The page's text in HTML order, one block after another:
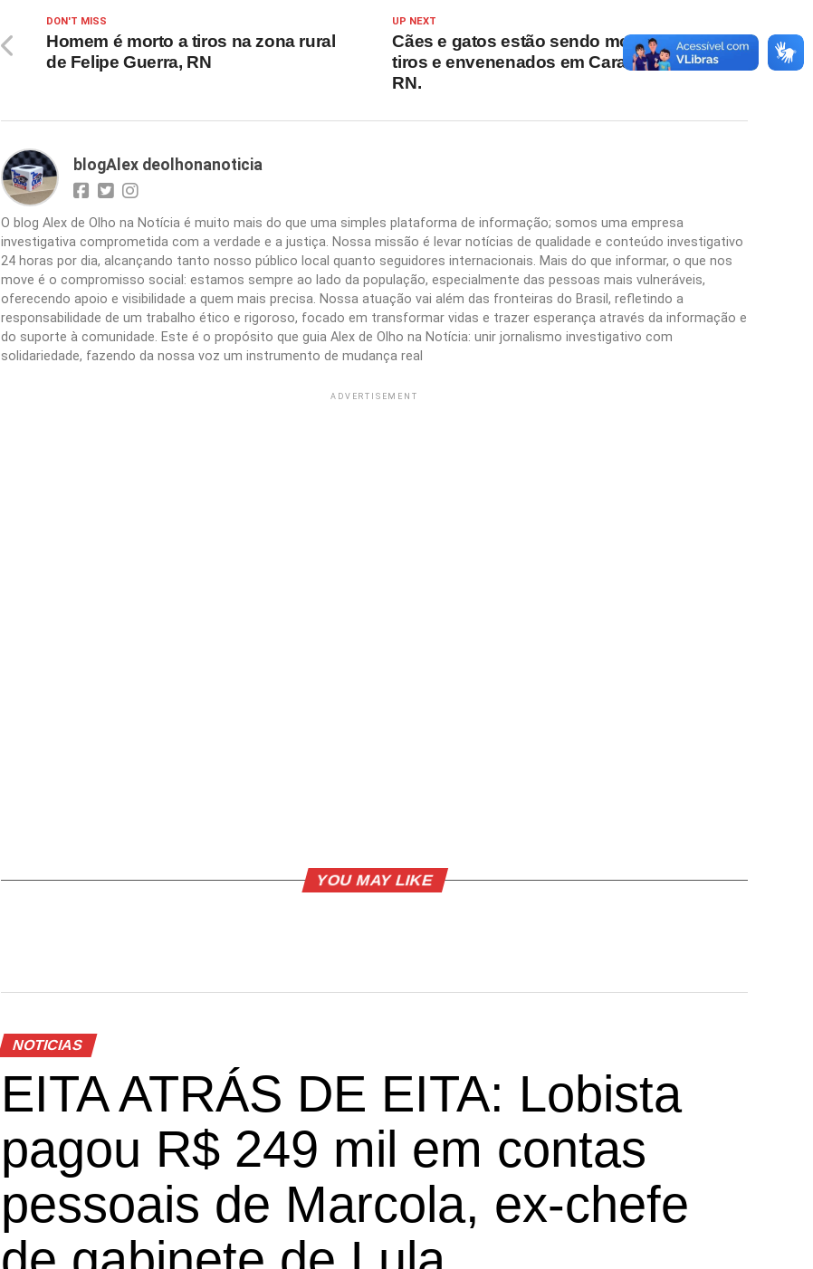
UP NEXT
Cães e gatos estão sendo mortos a
tiros e envenenados em Caraúbas,
RN.
DON'T MISS
Homem é morto a tiros na zona rural
de Felipe Guerra, RN
blogAlex deolhonanoticia
O blog Alex de Olho na Notícia é muito mais do que uma simples plataforma de informação; somos uma empresa
investigativa comprometida com a verdade e a justiça. Nossa missão é levar notícias de qualidade e conteúdo investigativo
24 horas por dia, alcançando tanto nosso público local quanto seguidores internacionais. Mais do que informar, o que nos
move é o compromisso social: estamos sempre ao lado da população, especialmente das pessoas mais vulneráveis,
oferecendo apoio e visibilidade a quem mais precisa. Nossa atuação vai além das fronteiras do Brasil, refletindo a
responsabilidade de um trabalho ético e rigoroso, focado em transformar vidas e trazer esperança através da informação e
do suporte à comunidade. Este é o propósito que guia Alex de Olho na Notícia: unir jornalismo investigativo com
solidariedade, fazendo da nossa voz um instrumento de mudança real
ADVERTISEMENT
YOU MAY LIKE
NOTICIAS
EITA ATRÁS DE EITA: Lobista
pagou R$ 249 mil em contas
pessoais de Marcola, ex-chefe